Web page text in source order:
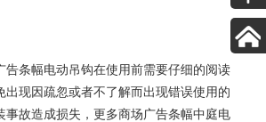
条幅电动吊钩在使用前需要仔细的阅读
出现因疏忽或者不了解而出现错误使用的
事故造成损失，更多商场广告条幅中庭电